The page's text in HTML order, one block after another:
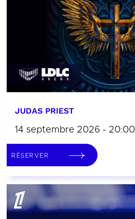
JUDAS PRIEST
14 septembre 2026 - 20:00
RÉSERVER